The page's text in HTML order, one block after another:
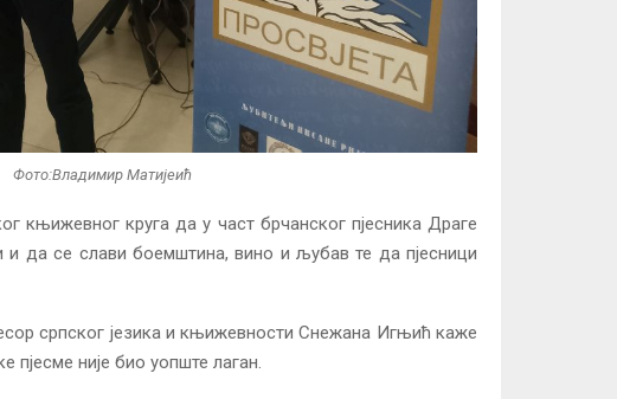
Фото:Владимир Матијеић
књижевног круга да у част брчанског пјесника Драге
и да се слави боемштина, вино и љубав те да пјесници
српског језика и књижевности Снежана Игњић каже
није био уопште лаган.